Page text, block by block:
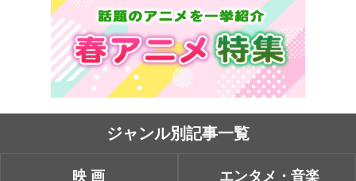
ジャンル別記事一覧
映画 エンタメ・音楽